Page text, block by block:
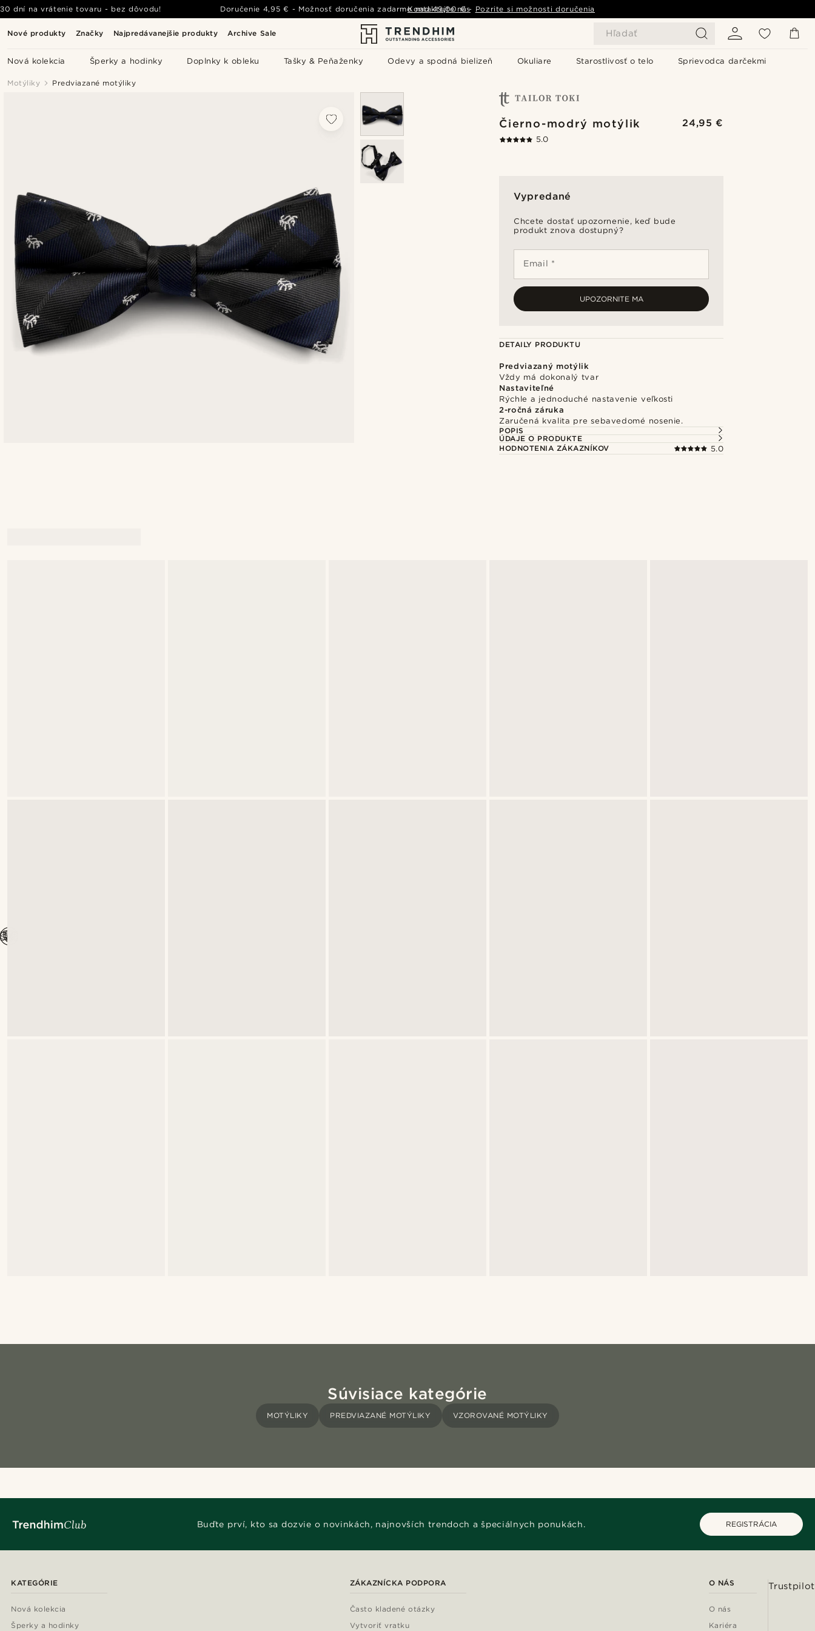
Nové produkty Značky Najpredávanejšie produkty Archive Sale Hľadať
Nová kolekcia Šperky a hodinky Doplnky k obleku Tašky & Peňaženky Odevy a spodná bielizeň Okuliare Starostlivosť o telo Sprievodca darčekmi
30 dní na vrátenie tovaru - bez dôvodu! Doručenie 4,95 € - Možnosť doručenia zadarmo nad 49,00 € - Pozrite si možnosti doručenia
Kontaktujte nás
Motýliky Predviazané motýliky
Čierno-modrý motýlik 24,95 €
5.0
Vypredané
Chcete dostať upozornenie, keď bude
produkt znova dostupný?
Email *
UPOZORNITE MA
DETAILY PRODUKTU
Predviazaný motýlik
Vždy má dokonalý tvar
Nastaviteľné
Rýchle a jednoduché nastavenie veľkosti
2-ročná záruka
Zaručená kvalita pre sebavedomé nosenie.
POPIS
ÚDAJE O PRODUKTE
HODNOTENIA ZÁKAZNÍKOV
5.0
Súvisiace kategórie
MOTÝLIKY PREDVIAZANÉ MOTÝLIKY VZOROVANÉ MOTÝLIKY
Buďte prví, kto sa dozvie o novinkách, najnovších trendoch a špeciálnych ponukách. REGISTRÁCIA
KATEGÓRIE
Nová kolekcia
Šperky a hodinky
ZÁKAZNÍCKA PODPORA
Často kladené otázky
Vytvoriť vratku
O NÁS
O nás
Kariéra
Trustpilot